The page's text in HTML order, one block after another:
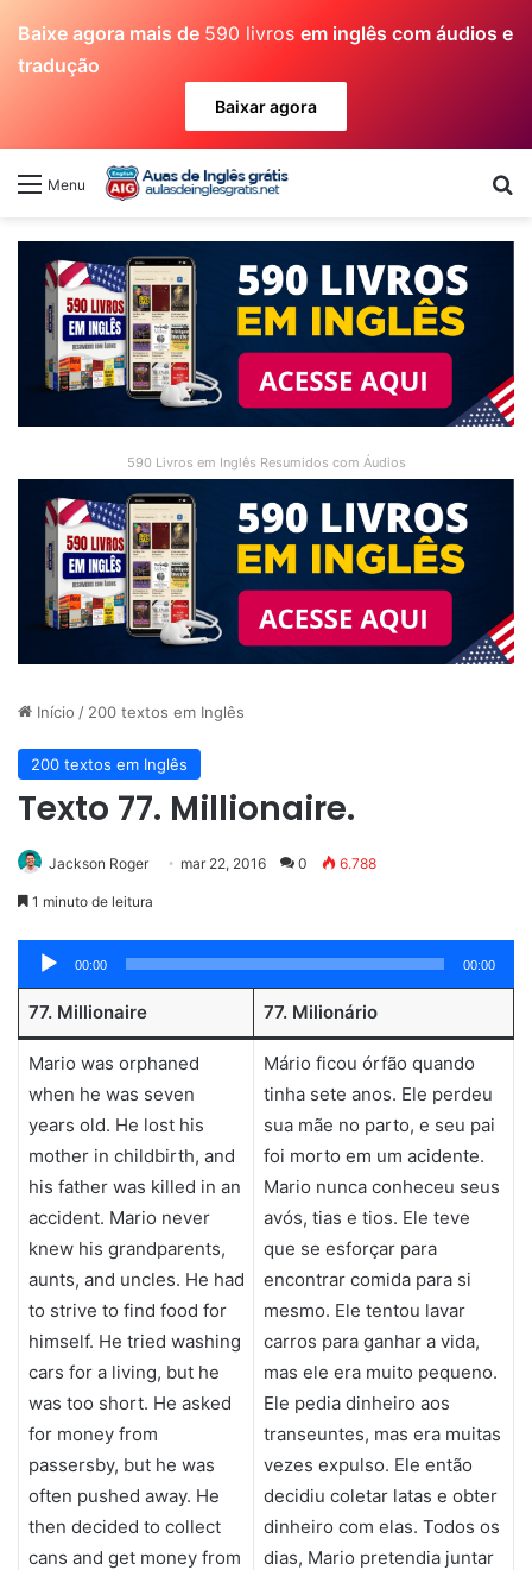
Baixe agora mais de 590 livros em inglês com áudios e
tradução
Baixar agora
Menu
590 Livros em Inglês Resumidos com Áudios
Início / 200 textos em Inglês
200 textos em Inglês
Texto 77. Millionaire.
Jackson Roger mar 22, 2016 0 6.788
1 minuto de leitura
Tocador
de
áudio
00:00 00:00
77. Millionaire 77. Milionário
Mario was orphaned
when he was seven
years old. He lost his
mother in childbirth, and
his father was killed in an
accident. Mario never
knew his grandparents,
aunts, and uncles. He had
to strive to find food for
himself. He tried washing
cars for a living, but he
was too short. He asked
for money from
passersby, but he was
often pushed away. He
then decided to collect
cans and get money from
Mário ficou órfão quando
tinha sete anos. Ele perdeu
sua mãe no parto, e seu pai
foi morto em um acidente.
Mario nunca conheceu seus
avós, tias e tios. Ele teve
que se esforçar para
encontrar comida para si
mesmo. Ele tentou lavar
carros para ganhar a vida,
mas ele era muito pequeno.
Ele pedia dinheiro aos
transeuntes, mas era muitas
vezes expulso. Ele então
decidiu coletar latas e obter
dinheiro com elas. Todos os
dias, Mario pretendia juntar